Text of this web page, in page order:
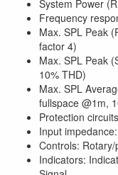
System Power
Frequency
Max. SPL Peak
factor 4)
Max. SPL Peak
10% THD)
Max. SPL
fullspace @1m,
Protection
Input
Controls:
Indicators: